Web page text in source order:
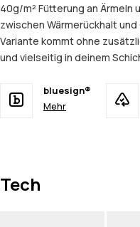
40g/m² Fütterung an Ärmeln
zwischen Wärmerückhalt
Variante kommt ohne
und vielseitig in deinem
bluesign®
Mehr
Tech